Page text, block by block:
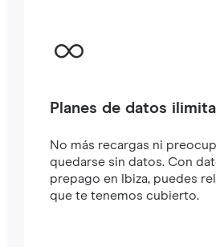
Planes de datos
No más recargas ni
quedarse sin datos. Con
prepago en Ibiza, puedes
que te tenemos cubierto.